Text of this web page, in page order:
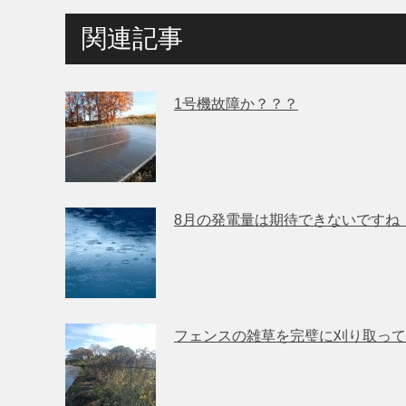
関連記事
1号機故障か？？？
8月の発電量は期待できないですね
フェンスの雑草を完璧に刈り取って